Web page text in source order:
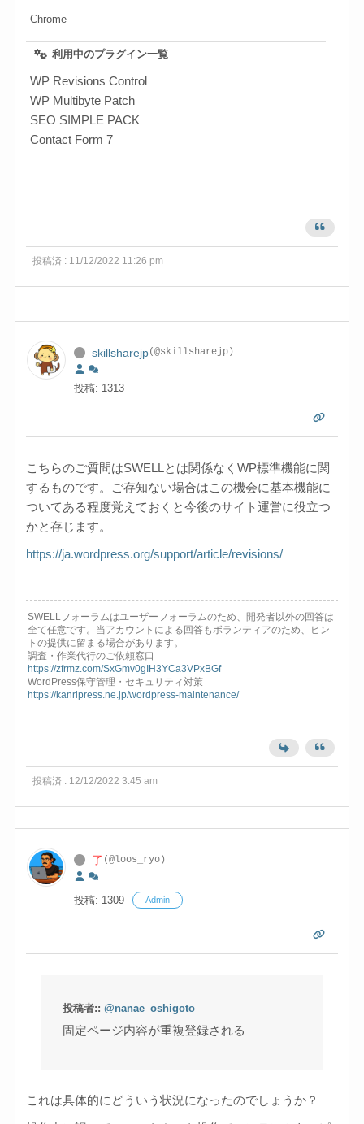
Chrome
利用中のプラグイン一覧
WP Revisions Control
WP Multibyte Patch
SEO SIMPLE PACK
Contact Form 7
投稿済 : 11/12/2022 11:26 pm
skillsharejp(@skillsharejp)
投稿: 1313
こちらのご質問はSWELLとは関係なくWP標準機能に関
するものです。ご存知ない場合はこの機会に基本機能に
ついてある程度覚えておくと今後のサイト運営に役立つ
かと存じます。
https://ja.wordpress.org/support/article/revisions/
SWELLフォーラムはユーザーフォーラムのため、開発者以外の回答は
全て任意です。当アカウントによる回答もボランティアのため、ヒン
トの提供に留まる場合があります。
調査・作業代行のご依頼窓口
https://zfrmz.com/SxGmv0gIH3YCa3VPxBGf
WordPress保守管理・セキュリティ対策
https://kanripress.ne.jp/wordpress-maintenance/
投稿済 : 12/12/2022 3:45 am
了 (@loos_ryo)
投稿: 1309 Admin
投稿者::@nanae_oshigoto
固定ページ内容が重複登録される
これは具体的にどういう状況になったのでしょうか？